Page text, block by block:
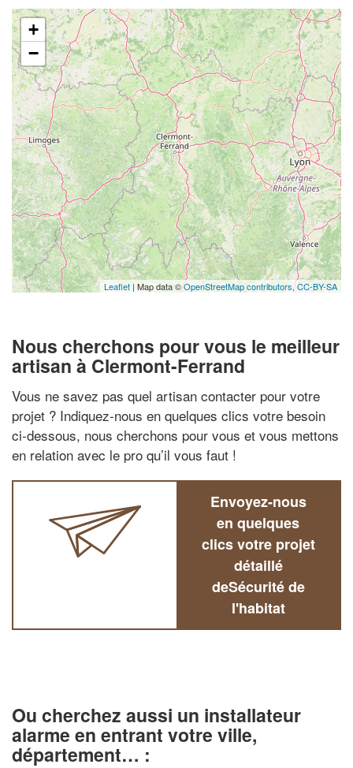
+
−
Leaflet | Map data ©OpenStreetMap contributors,CC-BY-SA
Nous cherchons pour vous le meilleur
artisan à Clermont-Ferrand
Vous ne savez pas quel artisan contacter pour votre
projet ? Indiquez-nous en quelques clics votre besoin
ci-dessous, nous cherchons pour vous et vous mettons
en relation avec le pro qu’il vous faut !
Envoyez-nous
en quelques
clics votre projet
détaillé
deSécurité de
l'habitat
Ou cherchez aussi un installateur
alarme en entrant votre ville,
département… :